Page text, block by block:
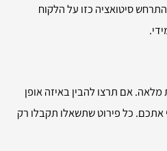
סיטואציה כזו על הלקוח
מלאה. אם תרצו להבין באיזה אופן
אתכם. כל פירוט שתשאלו תקבלו רק